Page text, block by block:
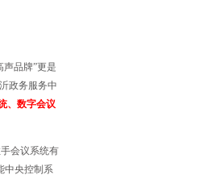
声品牌”更是
政务服务中
、数字会议
会议系统有
中央控制系